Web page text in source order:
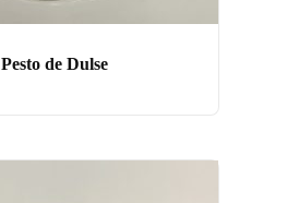
Pesto de Dulse